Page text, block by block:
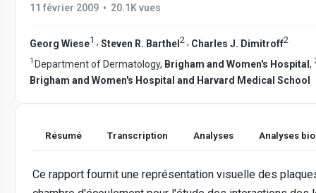
11 février 2009 • 20.1K vues
Georg Wiese1 , Steven R. Barthel 2 , Charles J. Dimitroff2
1 Department of Dermatology, Brigham and Women's Hospital ,
Brigham and Women's Hospital and Harvard Medical School
Résumé Transcription Analyses Analyses
Ce rapport fournit une représentation visuelle des